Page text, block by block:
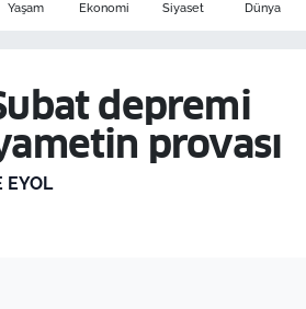
Yaşam Ekonomi Siyaset Dünya
depremi
provası
EYOL